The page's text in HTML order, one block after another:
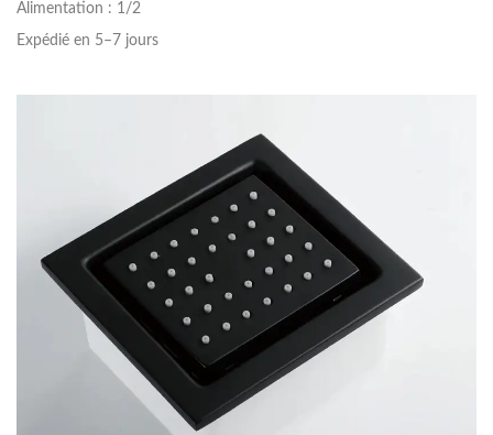
Alimentation : 1/2
Expédié en 5–7 jours